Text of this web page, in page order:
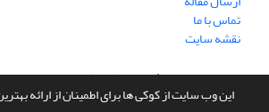
این وب سایت از کوکی ها برای اطمینان از ارائه
تماس با ما
نقشه سایت
سامانه مدیریت نشریات علمی.طراحی و پیاده سازی